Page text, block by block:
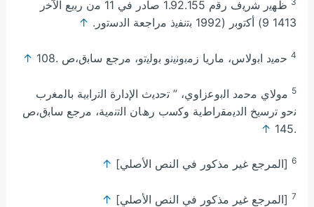
ظﮭﯾر ﺷرﯾف رﻗم 1.92.155 ﺻﺎدر ﻓﻲ 11 ﻣن رﺑﯾﻊ اﻵﺧر
1413 9) أﻛﺗوﺑر (1992 ﺑﺗﻧﻔﯾذ ﻣراﺟﻌﺔ اﻟدﺳﺗور.
↑
4ﺣﻣﯾد اﺑوﻻس، ﻣﺎرﯾﺎ زﻣﺑوﻧﯾﻧو ﺑوﻟﯾﺗو، ﻣرﺟﻊ ﺳﺎﺑق،ص .108 ↑
5 ﻣوﻻي ﻣﺣﻣد اﻟﺑوﻋزاوي، ” ﺗﺣدﯾث اﻹدارة اﻟﺗراﺑﯾﺔ ﺑﺎﻟﻣﻐرب
ﻧﺣو ﺗرﺳﯾﺦ اﻟدﯾﻣﻘراطﯾﺔ وﻛﺳب رھﺎن اﻟﺗﻧﻣﯾﺔ، ﻣرﺟﻊ ﺳﺎﺑق،ص
.145
↑
6[المرجع غير مذكور في النص الأصلي] ↑
7 [المرجع غير مذكور في النص الأصلي] ↑